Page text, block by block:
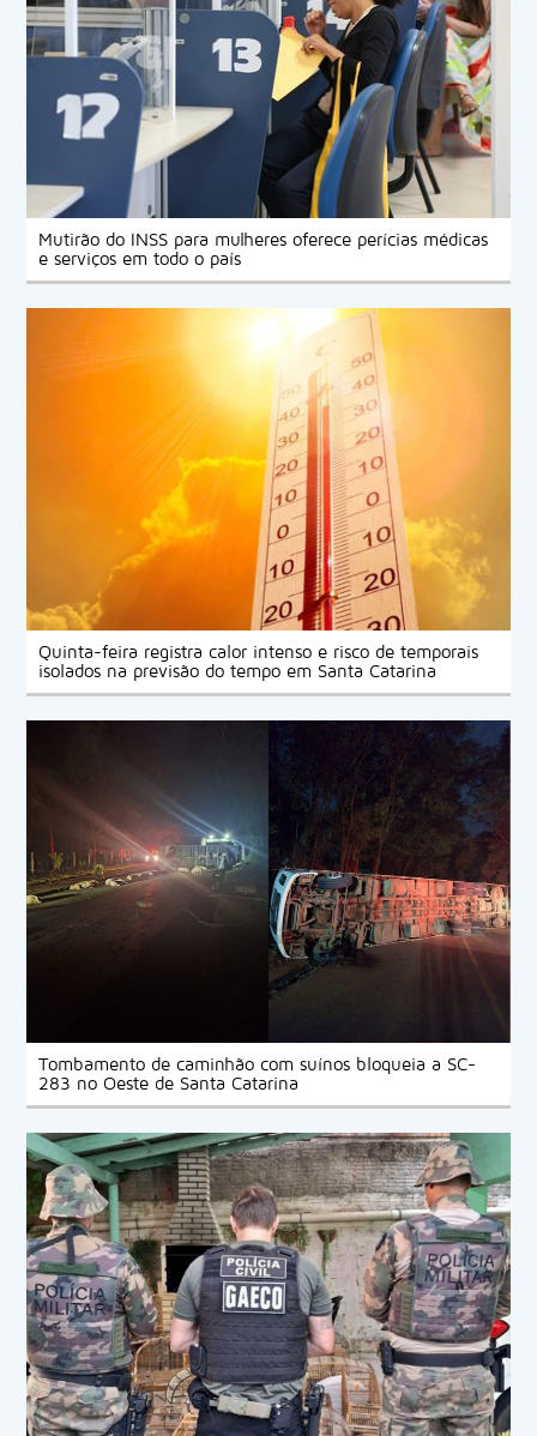
Mutirão do INSS para mulheres oferece perícias médicas
e serviços em todo o país
Quinta-feira registra calor intenso e risco de temporais
isolados na previsão do tempo em Santa Catarina
Tombamento de caminhão com suínos bloqueia a SC-
283 no Oeste de Santa Catarina